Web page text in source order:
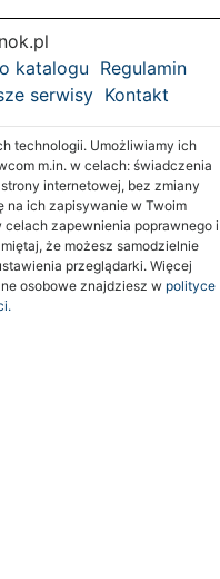
katalogu Regulamin
serwisy Kontakt
technologii. Umożliwiamy ich
m.in. w celach: świadczenia
internetowej, bez zmiany
na ich zapisywanie w Twoim
zapewnienia poprawnego i
że możesz samodzielnie
przeglądarki. Więcej
osobowe znajdziesz w polityce